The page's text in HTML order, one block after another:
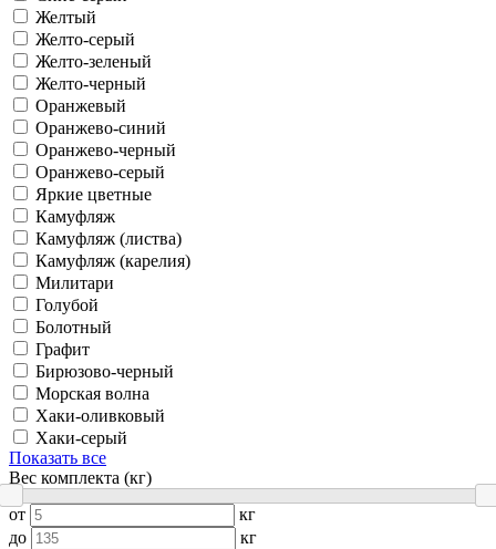
Желтый
Желто-серый
Желто-зеленый
Желто-черный
Оранжевый
Оранжево-синий
Оранжево-черный
Оранжево-серый
Яркие цветные
Камуфляж
Камуфляж (листва)
Камуфляж (карелия)
Милитари
Голубой
Болотный
Графит
Бирюзово-черный
Морская волна
Хаки-оливковый
Хаки-серый
Показать все
Вес комплекта (кг)
от
кг
до
кг